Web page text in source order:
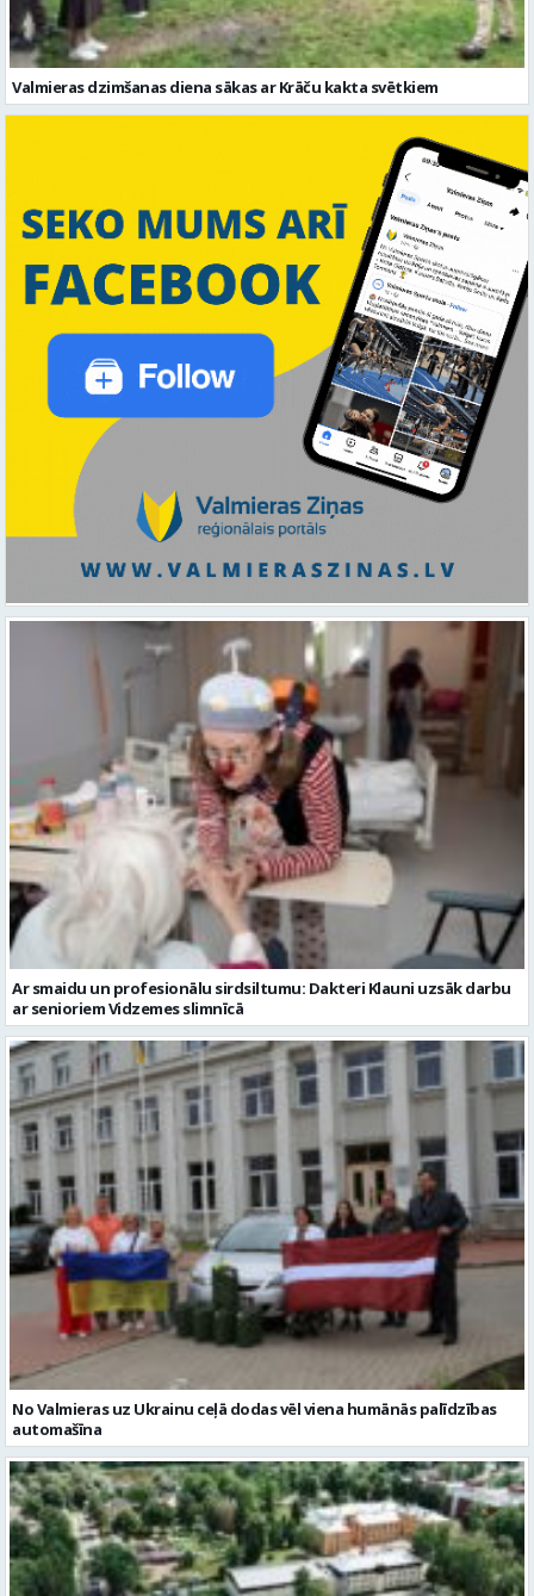
Valmieras dzimšanas diena sākas ar Krāču kakta svētkiem
Ar smaidu un profesionālu sirdsiltumu: Dakteri Klauni uzsāk darbu
ar senioriem Vidzemes slimnīcā
No Valmieras uz Ukrainu ceļā dodas vēl viena humānās palīdzības
automašīna